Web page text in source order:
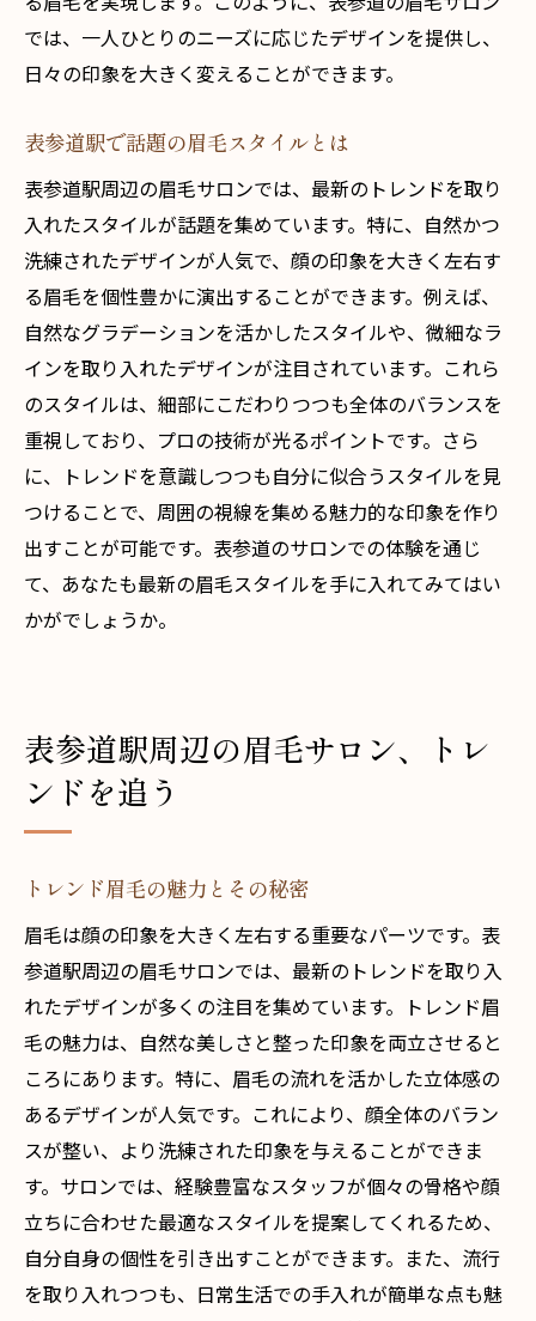
では、一人ひとりのニーズに応じたデザインを提供し、
日々の印象を大きく変えることができます。
表参道駅で話題の眉毛スタイルとは
表参道駅周辺の眉毛サロンでは、最新のトレンドを取り
入れたスタイルが話題を集めています。特に、自然かつ
洗練されたデザインが人気で、顔の印象を大きく左右す
る眉毛を個性豊かに演出することができます。例えば、
自然なグラデーションを活かしたスタイルや、微細なラ
インを取り入れたデザインが注目されています。これら
のスタイルは、細部にこだわりつつも全体のバランスを
重視しており、プロの技術が光るポイントです。さら
に、トレンドを意識しつつも自分に似合うスタイルを見
つけることで、周囲の視線を集める魅力的な印象を作り
出すことが可能です。表参道のサロンでの体験を通じ
て、あなたも最新の眉毛スタイルを手に入れてみてはい
かがでしょうか。
表参道駅周辺の眉毛サロン、トレ
ンドを追う
トレンド眉毛の魅力とその秘密
眉毛は顔の印象を大きく左右する重要なパーツです。表
参道駅周辺の眉毛サロンでは、最新のトレンドを取り入
れたデザインが多くの注目を集めています。トレンド眉
毛の魅力は、自然な美しさと整った印象を両立させると
ころにあります。特に、眉毛の流れを活かした立体感の
あるデザインが人気です。これにより、顔全体のバラン
スが整い、より洗練された印象を与えることができま
す。サロンでは、経験豊富なスタッフが個々の骨格や顔
立ちに合わせた最適なスタイルを提案してくれるため、
自分自身の個性を引き出すことができます。また、流行
を取り入れつつも、日常生活での手入れが簡単な点も魅